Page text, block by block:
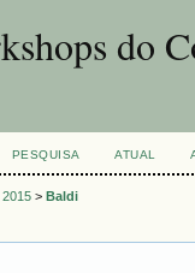
do
PESQUISA ATUAL
> Baldi